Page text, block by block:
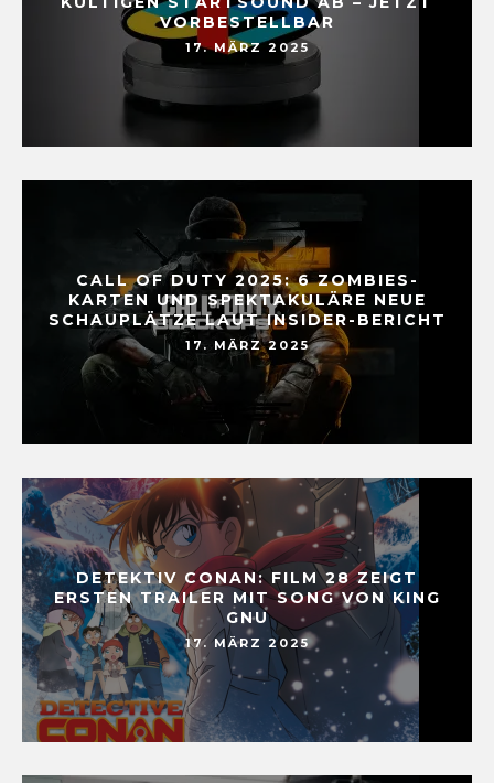
VORBESTELLBAR
17. MÄRZ 2025
CALL OF DUTY 2025: 6 ZOMBIES-
KARTEN UND SPEKTAKULÄRE NEUE
SCHAUPLÄTZE LAUT INSIDER-BERICHT
17. MÄRZ 2025
DETEKTIV CONAN: FILM 28 ZEIGT
ERSTEN TRAILER MIT SONG VON KING
GNU
17. MÄRZ 2025